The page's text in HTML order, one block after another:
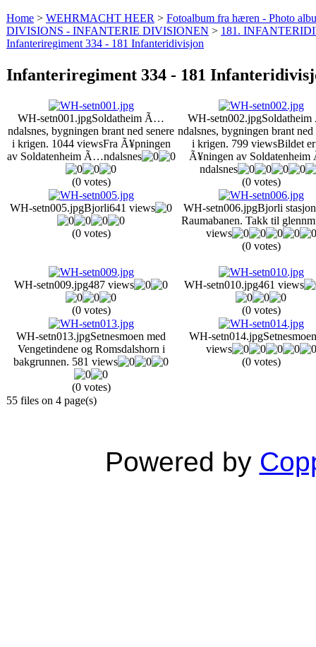
Home > WEHRMACHT HEER > Fotoalbum fra hæren - Photo
DIVISIONS - INFANTERIE DIVISIONEN > 181.
Infanteriregiment 334 - 181 Infanteridivisjon
Infanteriregiment 334 - 181
WH-setn001.jpgSoldatheim Ã…
ndalsnes, bygningen brant ned senere
i krigen. 1044 viewsFra Ã¥pningen
av Soldatenheim Ã…ndalsnes
(0 votes)
WH-setn002.jpg
ndalsnes, bygningen brant ned
i krigen. 799 viewsBildet
Ã¥ningen av
ndalsnes
(0 votes)
WH-setn005.jpgBjorli641 views
(0 votes)
WH-setn006.jpgBjorli
Raumabanen. Takk til
views
(0 votes)
WH-setn009.jpg487 views
(0 votes)
WH-setn010.jpg461 views
(0 votes)
WH-setn013.jpgSetnesmoen med
Vengetindene og Romsdalshorn i
bakgrunnen. 581 views
(0 votes)
WH-setn014.jpgSetnesmoen
views
(0 votes)
55 files on 4 page(s)
Powered by